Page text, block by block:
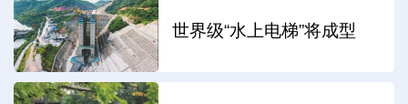
世界级“水上电梯”将成型